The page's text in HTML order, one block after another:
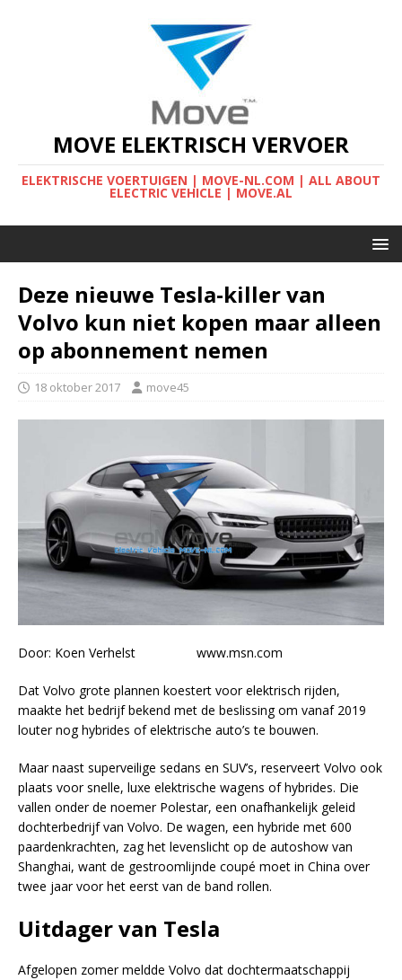
MOVE ELEKTRISCH VERVOER
ELEKTRISCHE VOERTUIGEN | MOVE-NL.COM | ALL ABOUT
ELECTRIC VEHICLE | MOVE.AL
Deze nieuwe Tesla-killer van
Volvo kun niet kopen maar alleen
op abonnement nemen
18 oktober 2017 move45
Door: Koen Verhelst www.msn.com
Dat Volvo grote plannen koestert voor elektrisch rijden,
maakte het bedrijf bekend met de beslissing om vanaf 2019
louter nog hybrides of elektrische auto’s te bouwen.
Maar naast superveilige sedans en SUV’s, reserveert Volvo ook
plaats voor snelle, luxe elektrische wagens of hybrides. Die
vallen onder de noemer Polestar, een onafhankelijk geleid
dochterbedrijf van Volvo. De wagen, een hybride met 600
paardenkrachten, zag het levenslicht op de autoshow van
Shanghai, want de gestroomlijnde coupé moet in China over
twee jaar voor het eerst van de band rollen.
Uitdager van Tesla
Afgelopen zomer meldde Volvo dat dochtermaatschappij